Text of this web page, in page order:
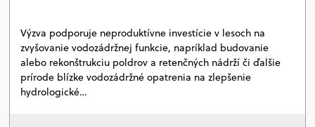
Výzva podporuje neproduktívne investície v lesoch na
zvyšovanie vodozádržnej funkcie, napríklad budovanie
alebo rekonštrukciu poldrov a retenčných nádrží či ďalšie
prírode blízke vodozádržné opatrenia na zlepšenie
hydrologické…